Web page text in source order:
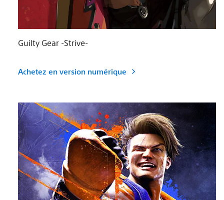
Guilty Gear -Strive-
Achetez en version numérique